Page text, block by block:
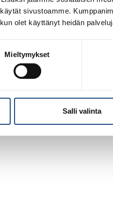
sivustoamme.
olet käyttänyt heidän
Mieltymykset
Salli valinta